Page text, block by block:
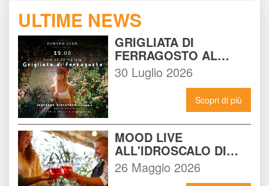
ULTIME NEWS
GRIGLIATA DI
FERRAGOSTO AL
BEACH GARDEN CLUB
MILANO: LA FESTA DA
NON PERDERE DEL 15
30 Luglio 2026
Scopri di più
MOOD LIVE
ALL'IDROSCALO DI
MILANO: IL LOCALE
CHE DEVI CONOSCERE
26 Maggio 2026